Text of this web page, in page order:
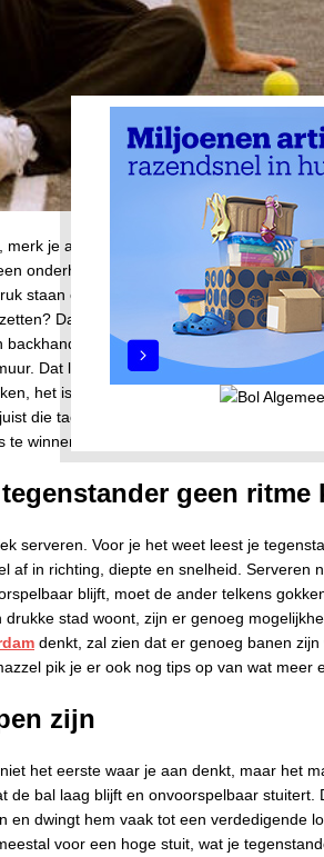
je al snel dat het serveren eigenlijk veel
onderhandse service, maar de manier
staan of juist de baas zijn op de baan. Wil
Dan is het goed om te kijken waar z’n
dus daar kun je slim op inspelen.
Dat levert vaak slappe returns op,
het is niet zomaar een sport waar je even
die tactische keuzes maken het zo leuk.
winnen met een betere service.
geen ritme
serveren. Voor je het weet leest je
af in richting, diepte en snelheid. Serveren
blijft, moet de ander telkens
stad woont, zijn er genoeg
denkt, zal zien dat er genoeg banen
pik je er ook nog tips op van wat meer
zijn
het eerste waar je aan denkt, maar het
de bal laag blijft en onvoorspelbaar stuitert.
en dwingt hem vaak tot een verdedigende
voor een hoge stuit, wat je